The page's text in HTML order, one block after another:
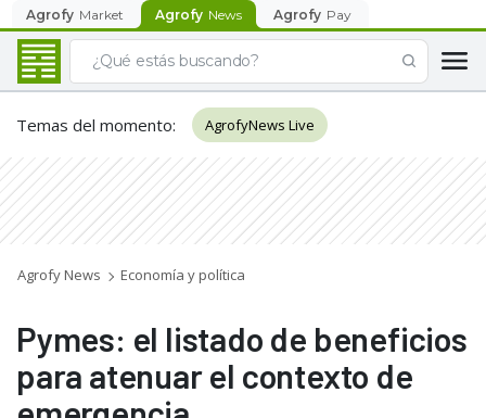
Agrofy Market Agrofy News Agrofy Pay
Temas del momento: AgrofyNews Live
Agrofy News Economía y política
Pymes: el listado de beneficios
para atenuar el contexto de